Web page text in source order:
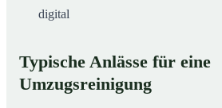
digital
Typische Anlässe für eine
Umzugsreinigung